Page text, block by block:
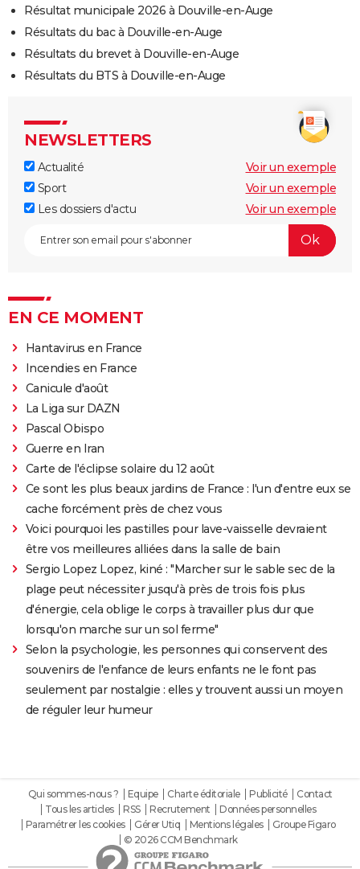
Résultat municipale 2026 à Douville-en-Auge
Résultats du bac à Douville-en-Auge
Résultats du brevet à Douville-en-Auge
Résultats du BTS à Douville-en-Auge
NEWSLETTERS
Actualité
Voir un exemple
Sport
Voir un exemple
Les dossiers d'actu
Voir un exemple
EN CE MOMENT
Hantavirus en France
Incendies en France
Canicule d'août
La Liga sur DAZN
Pascal Obispo
Guerre en Iran
Carte de l'éclipse solaire du 12 août
Ce sont les plus beaux jardins de France : l'un d'entre eux se
cache forcément près de chez vous
Voici pourquoi les pastilles pour lave-vaisselle devraient
être vos meilleures alliées dans la salle de bain
Sergio Lopez Lopez, kiné : "Marcher sur le sable sec de la
plage peut nécessiter jusqu'à près de trois fois plus
d'énergie, cela oblige le corps à travailler plus dur que
lorsqu'on marche sur un sol ferme"
Selon la psychologie, les personnes qui conservent des
souvenirs de l'enfance de leurs enfants ne le font pas
seulement par nostalgie : elles y trouvent aussi un moyen
de réguler leur humeur
Qui sommes-nous ? Equipe Charte éditoriale Publicité
Contact
Tous les articles
RSS Recrutement
Données personnelles
Paramétrer les cookies
Gérer Utiq Mentions légales
Groupe Figaro
© 2026 CCM Benchmark